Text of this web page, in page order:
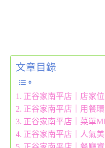
文章目錄
正谷家南平店｜店家
正谷家南平店｜用餐
正谷家南平店｜菜單
正谷家南平店｜人氣